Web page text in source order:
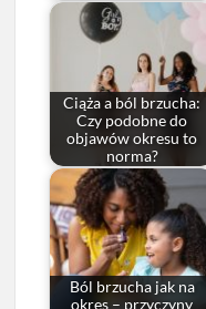
Ciąża a ból brzucha:
Czy podobne do
objawów okresu to
norma?
Ból brzucha jak na
okres – przyczyny